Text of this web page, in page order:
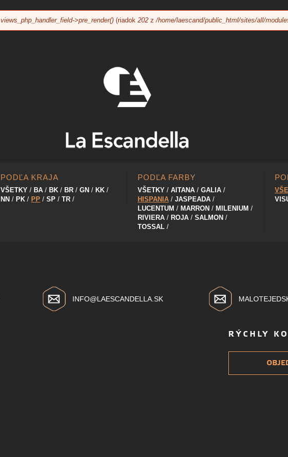
views_php_handler_field->pre_render() (riadok 202 z /home/laescand/public_html/sites/all/
PODĽA KRAJA
VŠETKY BA BK BR GN
KK
NN
PK PP SP TR
PODĽA FARBY
VŠETKY AITANA
GALIA
HISPANIA
JASPEADA
LUCENTUM
MARRON
MILENIUM
RIVIERA
ROJA
SALMON
TOSSAL
INFO@LAESCANDELLA.SK
RÝCHLY